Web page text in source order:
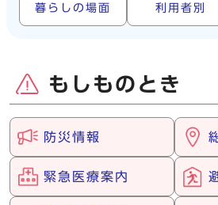
暮らしの場面 利用者別
もしものとき
防災情報
緊急医療案内